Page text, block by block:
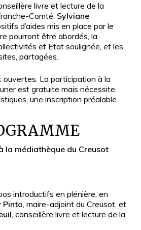
livre et lecture de la
Comté, Sylviane
d’aides mis en place par le
pourront être abordés, la
et Etat soulignée, et les
partagées.
ouvertes. La participation à la
est gratuite mais nécessite,
une inscription préalable.
la médiathèque du Creusot
introductifs en plénière, en
Pinto, maire-adjoint du Creusot, et
, conseillère livre et lecture de la